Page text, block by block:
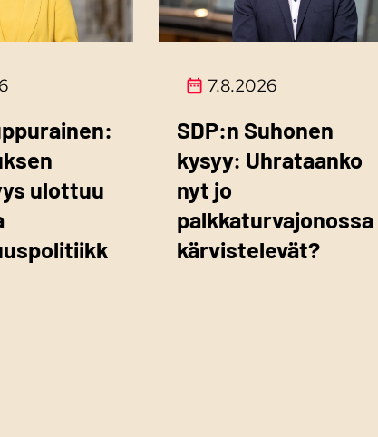
ulottuu
7.8.2026
SDP:n Suhonen
kysyy: Uhrataanko
nyt jo
palkkaturvajonossa
kärvistelevät?